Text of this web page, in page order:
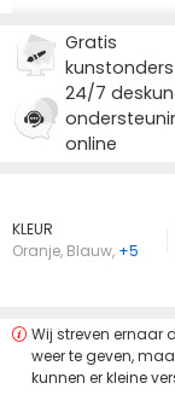
Gratis
24/7
online
KLEUR
Oranje, Blauw, +5
Wij streven ernaar
weer te geven,
kunnen er kleine